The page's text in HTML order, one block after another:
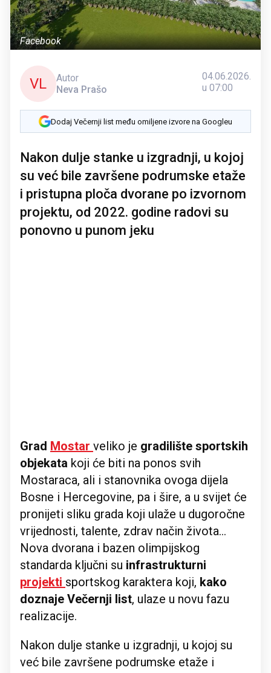
Facebook
VL
Autor
Neva Prašo
04.06.2026.
u 07:00
Dodaj Večernji list među omiljene izvore na Googleu
Nakon dulje stanke u izgradnji, u kojoj
su već bile završene podrumske etaže
i pristupna ploča dvorane po izvornom
projektu, od 2022. godine radovi su
ponovno u punom jeku
Grad Mostar veliko je gradilište sportskih
objekata koji će biti na ponos svih
Mostaraca, ali i stanovnika ovoga dijela
Bosne i Hercegovine, pa i šire, a u svijet će
pronijeti sliku grada koji ulaže u dugoročne
vrijednosti, talente, zdrav način života...
Nova dvorana i bazen olimpijskog
standarda ključni su infrastrukturni
projekti sportskog karaktera koji, kako
doznaje Večernji list, ulaze u novu fazu
realizacije.
Nakon dulje stanke u izgradnji, u kojoj su
već bile završene podrumske etaže i